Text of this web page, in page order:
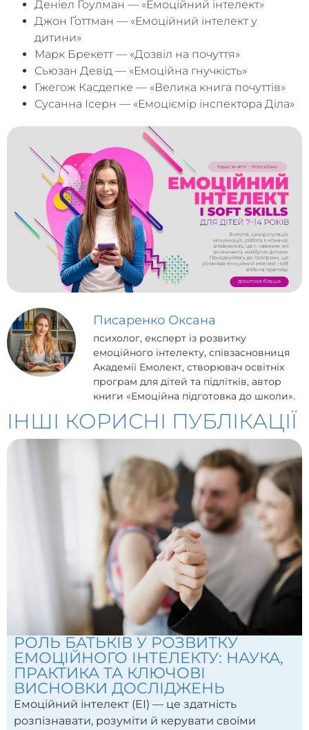
ІНШІ КОРИСНІ ПУБЛІКАЦІЇ
РОЛЬ БАТЬКІВ У РОЗВИТКУ
ЕМОЦІЙНОГО ІНТЕЛЕКТУ: НАУКА,
ПРАКТИКА ТА КЛЮЧОВІ
ВИСНОВКИ ДОСЛІДЖЕНЬ
Емоційний інтелект (ЕІ) — це здатність
розпізнавати, розуміти й керувати своїми
Деніел Ґоулман — «Емоційний інтелект»
Джон Ґоттман — «Емоційний інтелект у
дитини»
Марк Брекетт — «Дозвіл на почуття»
Сьюзан Девід — «Емоційна гнучкість»
Гжегож Касдепке — «Велика книга почуттів»
Сусанна Ісерн — «Емоціємір інспектора Діла»
Писаренко Оксана
психолог, експерт із розвитку
емоційного інтелекту, співзасновниця
Академії Емолект, створювач освітніх
програм для дітей та підлітків, автор
книги «Емоційна підготовка до школи».